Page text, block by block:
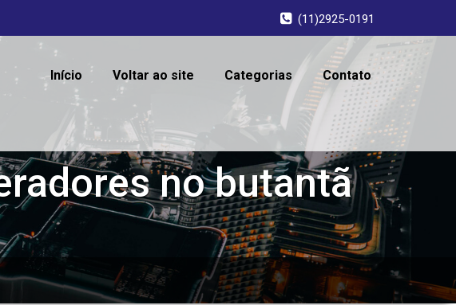
(11)2925-0191
Início Voltar ao site Categorias Contato
no butantã